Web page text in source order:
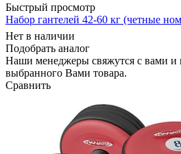
Быстрый просмотр
Набор гантелей 42-60 кг (четные
Нет в наличии
Подобрать аналог
Наши менеджеры свяжутся с вами и
выбранного Вами товара.
Сравнить